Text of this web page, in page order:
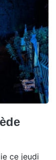
ce jeudi